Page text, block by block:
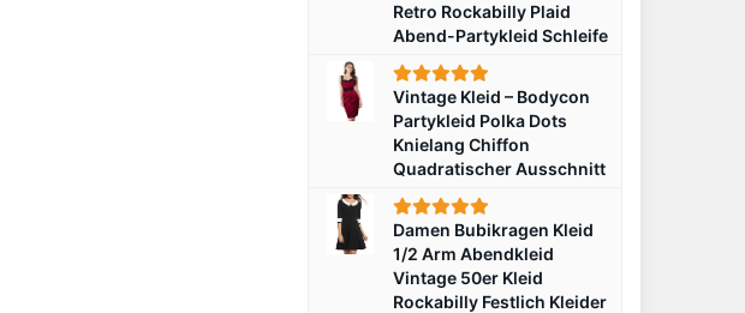
Retro Rockabilly Plaid
Abend-Partykleid Schleife
Vintage Kleid – Bodycon
Partykleid Polka Dots
Knielang Chiffon
Quadratischer Ausschnitt
Damen Bubikragen Kleid
1/2 Arm Abendkleid
Vintage 50er Kleid
Rockabilly Festlich Kleider